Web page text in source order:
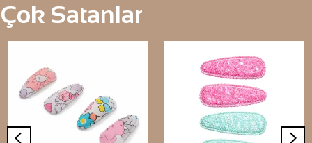
Çok Satanlar